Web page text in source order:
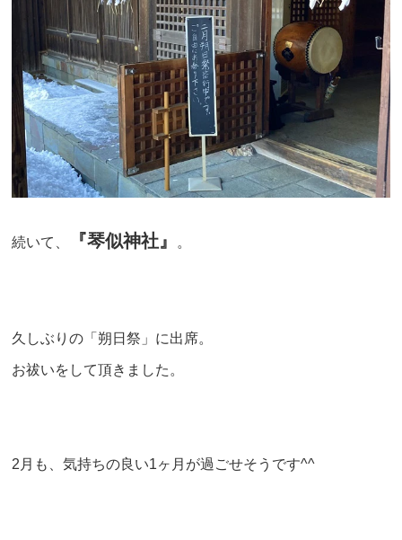
続いて、 『琴似神社』 。
久しぶりの「朔日祭」に出席。
お祓いをして頂きました。
2月も、気持ちの良い1ヶ月が過ごせそうです^^